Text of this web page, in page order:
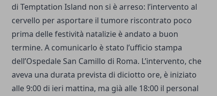
di Temptation Island non si è arreso: l’intervento al
cervello per asportare il tumore riscontrato poco
prima delle festività natalizie è andato a buon
termine. A comunicarlo è stato l’ufficio stampa
dell’Ospedale San Camillo di Roma. L’intervento, che
aveva una durata prevista di diciotto ore, è iniziato
alle 9:00 di ieri mattina, ma già alle 18:00 il personal